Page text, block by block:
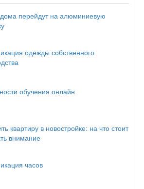
перейдут на алюминиевую
одежды собственного
обучения онлайн
квартиру в новостройке: на что стоит
внимание
часов